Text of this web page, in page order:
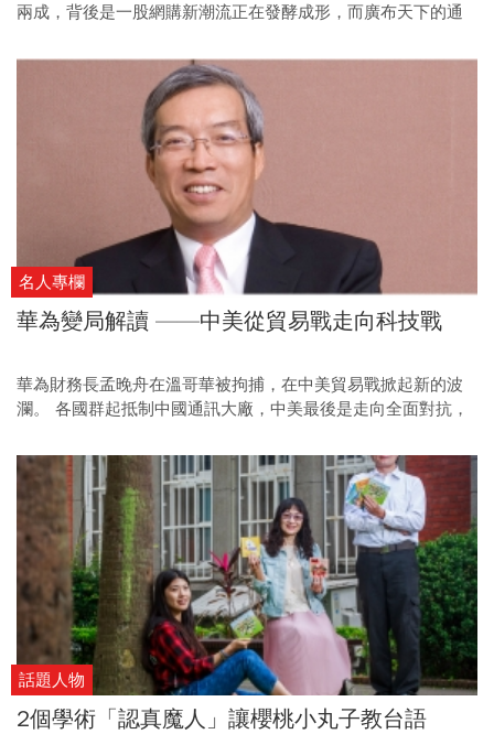
兩成，背後是一股網購新潮流正在發酵成形，而廣布天下的通
名人專欄
華為變局解讀 ——中美從貿易戰走向科技戰
華為財務長孟晚舟在溫哥華被拘捕，在中美貿易戰掀起新的波
瀾。 各國群起抵制中國通訊大廠，中美最後是走向全面對抗，
話題人物
2個學術「認真魔人」讓櫻桃小丸子教台語